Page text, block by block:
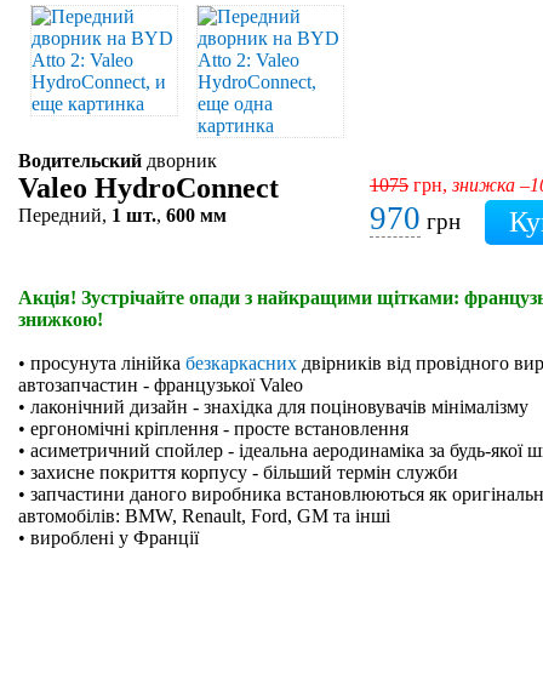
Водительский дворник
Valeo HydroConnect
Передний, 1 шт., 600 мм
1075 грн,знижка
970 грн
Акція! Зустрічайте опади з найкращими щітками:
знижкою!
• просунута лінійка безкаркасних двірників від провідного
автозапчастин - французької Valeo
• лаконічний дизайн - знахідка для поціновувачів мінімалізму
• ергономічні кріплення - просте встановлення
• асиметричний спойлер - ідеальна аеродинаміка за будь-якої
• захисне покриття корпусу - більший термін служби
• запчастини даного виробника встановлюються як
автомобілів: BMW, Renault, Ford, GM та інші
• вироблені у Франції